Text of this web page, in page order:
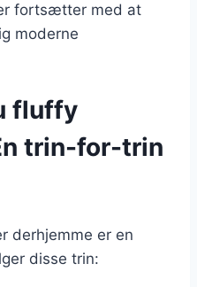
fortsætter med at
moderne
fluffy
trin-for-trin
derhjemme er en
disse trin: